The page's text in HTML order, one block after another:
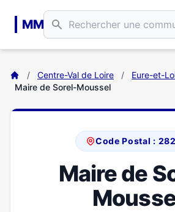
MM
/ Centre-Val de Loire / Eure-et-
Maire de Sorel-Moussel
Code Postal :
Maire de